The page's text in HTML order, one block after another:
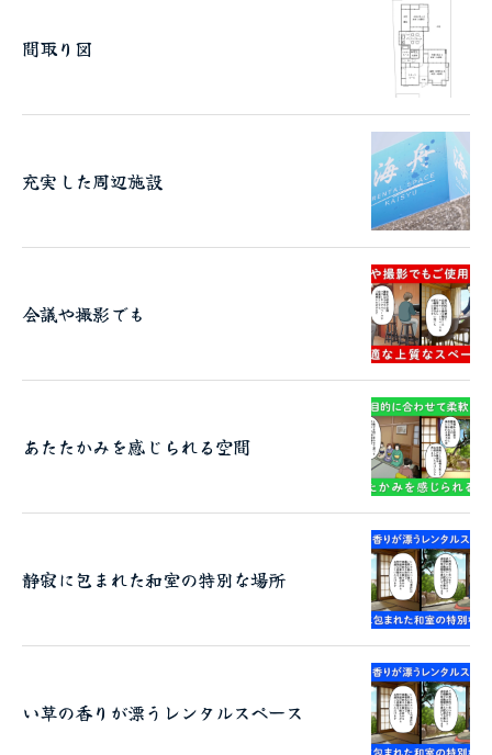
間取り図
充実した周辺施設
会議や撮影でも
あたたかみを感じられる空間
静寂に包まれた和室の特別な場所
い草の香りが漂うレンタルスペース